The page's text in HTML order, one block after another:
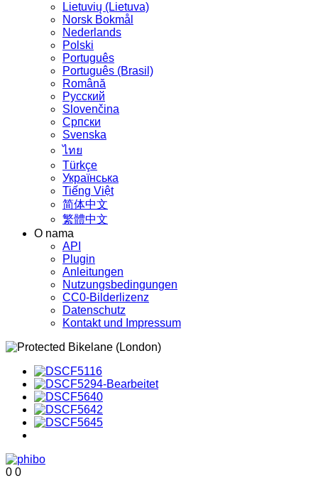
Lietuvių (Lietuva)
‪Norsk Bokmål‬
Nederlands
Polski
Português
Português (Brasil)
Română
Русский
Slovenčina
Српски
Svenska
ไทย
Türkçe
Українська
Tiếng Việt
简体中文
繁體中文
O nama
API
Plugin
Anleitungen
Nutzungsbedingungen
CC0-Bilderlizenz
Datenschutz
Kontakt und Impressum
0 0